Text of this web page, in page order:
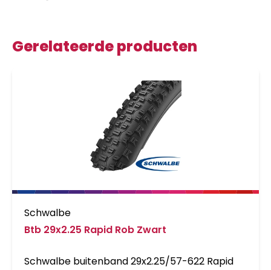
Gerelateerde producten
Schwalbe
Btb 29x2.25 Rapid Rob Zwart
Schwalbe buitenband 29x2.25/57-622 Rapid